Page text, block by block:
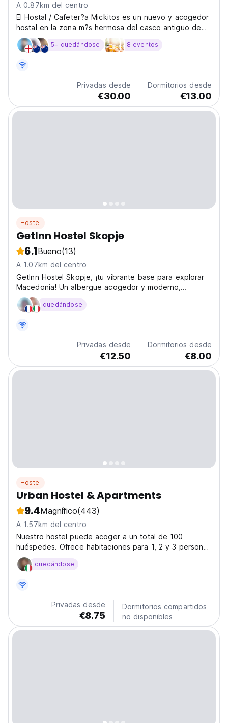
A 0.87km del centro
El Hostal / Cafeter?a Mickitos es un nuevo y acogedor
hostal en la zona m?s hermosa del casco antiguo de
Skopje. Es el lugar donde puedes tomar el mejor caf?
y sentir una deliciosa comodidad, a 30 metros de la
5+ quedándose 8 eventos
Privadas desde
€30.00
Dormitorios desde
€13.00
Hostel
GetInn Hostel Skopje
6.1Bueno(13)
A 1.07km del centro
GetInn Hostel Skopje, ¡tu vibrante base para explorar
Macedonia! Un albergue acogedor y moderno,
perfecto para explorar el Antiguo Bazar, el Puente de
Piedra y el Cañón Matka. (Auto-translated from original
quedándose
Privadas desde
€12.50
Dormitorios desde
€8.00
Hostel
Urban Hostel & Apartments
9.4Magnífico(443)
A 1.57km del centro
Nuestro hostel puede acoger a un total de 100
huéspedes. Ofrece habitaciones para 1, 2 y 3 personas
en cada una de las cuatro plantas que dispone. Las
habitaciones son limpias, cómodas y altamente
colchones...
quedándose
Privadas desde
€8.75
Dormitorios compartidos
no disponibles